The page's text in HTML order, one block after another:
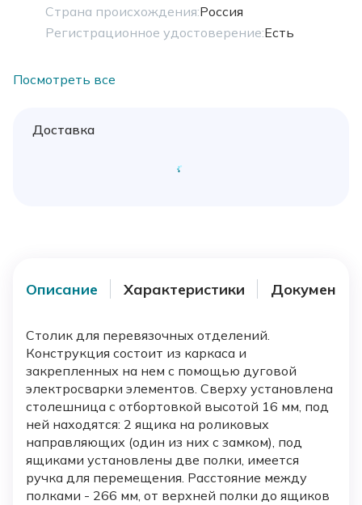
Страна происхождения:Россия
Регистрационное удостоверение:Есть
Посмотреть все
Доставка
Описание Характеристики Документы
Столик для перевязочных отделений.
Конструкция состоит из каркаса и
закрепленных на нем с помощью дуговой
электросварки элементов. Сверху установлена
столешница с отбортовкой высотой 16 мм, под
ней находятся: 2 ящика на роликовых
направляющих (один из них с замком), под
ящиками установлены две полки, имеется
ручка для перемещения. Расстояние между
полками - 266 мм, от верхней полки до ящиков